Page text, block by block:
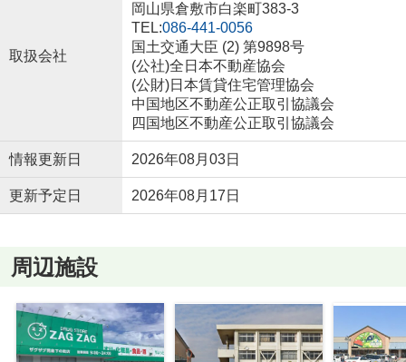
取扱会社
岡山県倉敷市白楽町383-3
TEL:086-441-0056
国土交通大臣 (2) 第9898号
(公社)全日本不動産協会
(公財)日本賃貸住宅管理協会
中国地区不動産公正取引協議会
四国地区不動産公正取引協議会
情報更新日 2026年08月03日
更新予定日 2026年08月17日
周辺施設